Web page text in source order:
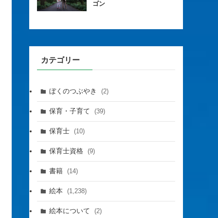
ゴン
カテゴリー
ぼくのつぶやき (2)
保育・子育て (39)
保育士 (10)
保育士資格 (9)
書籍 (14)
絵本 (1,238)
絵本について (2)